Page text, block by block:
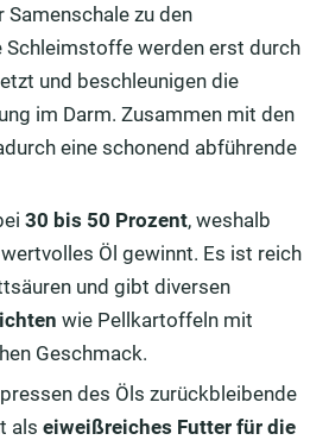
zu den
Schleimstoffe werden erst durch
und beschleunigen die
im Darm. Zusammen mit den
eine schonend abführende
30 bis 50 Prozent, weshalb
Öl gewinnt. Es ist reich
und gibt diversen
wie Pellkartoffeln mit
Geschmack.
des Öls zurückbleibende
alseiweißreiches Futter für die